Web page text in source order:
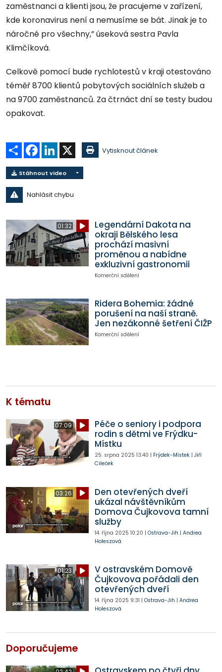
zaměstnanci a klienti jsou, že pracujeme v zařízení,
kde koronavirus není a nemusíme se bát. Jinak je to
náročné pro všechny,” úseková sestra Pavla
Klimčíková.
Celkově pomocí bude rychlotestů v kraji otestováno
téměř 8700 klientů pobytových sociálních služeb a
na 9700 zaměstnanců. Za čtrnáct dní se testy budou
opakovat.
Sdílet Facebook
LinkedIn Vytisknout článek
Stáhnout video
Nahlásit chybu
01:32
Legendární Dakota na
okraji Bělského lesa
prochází masivní
proměnou a nabídne
exkluzivní gastronomii
Komerční sdělení
Ridera Bohemia: žádné
porušení na naší straně.
Jen nezákonné šetření ČIŽP
Komerční sdělení
K tématu
07:09
Péče o seniory i podpora
rodin s dětmi ve Frýdku-
Místku
25. srpna 2025 13:40 | Frýdek-Místek| Jiří
Cileček
03:26
Den otevřených dveří
ukázal návštěvníkům
Domova Čujkovova tamní
služby
14. října 2025 10:20 | Ostrava-Jih | Andrea
Holeszová
01:23
V ostravském Domově
Čujkovova pořádali den
otevřených dveří
14. října 2025 9:31 | Ostrava-Jih | Andrea
Holeszová
Doporučujeme